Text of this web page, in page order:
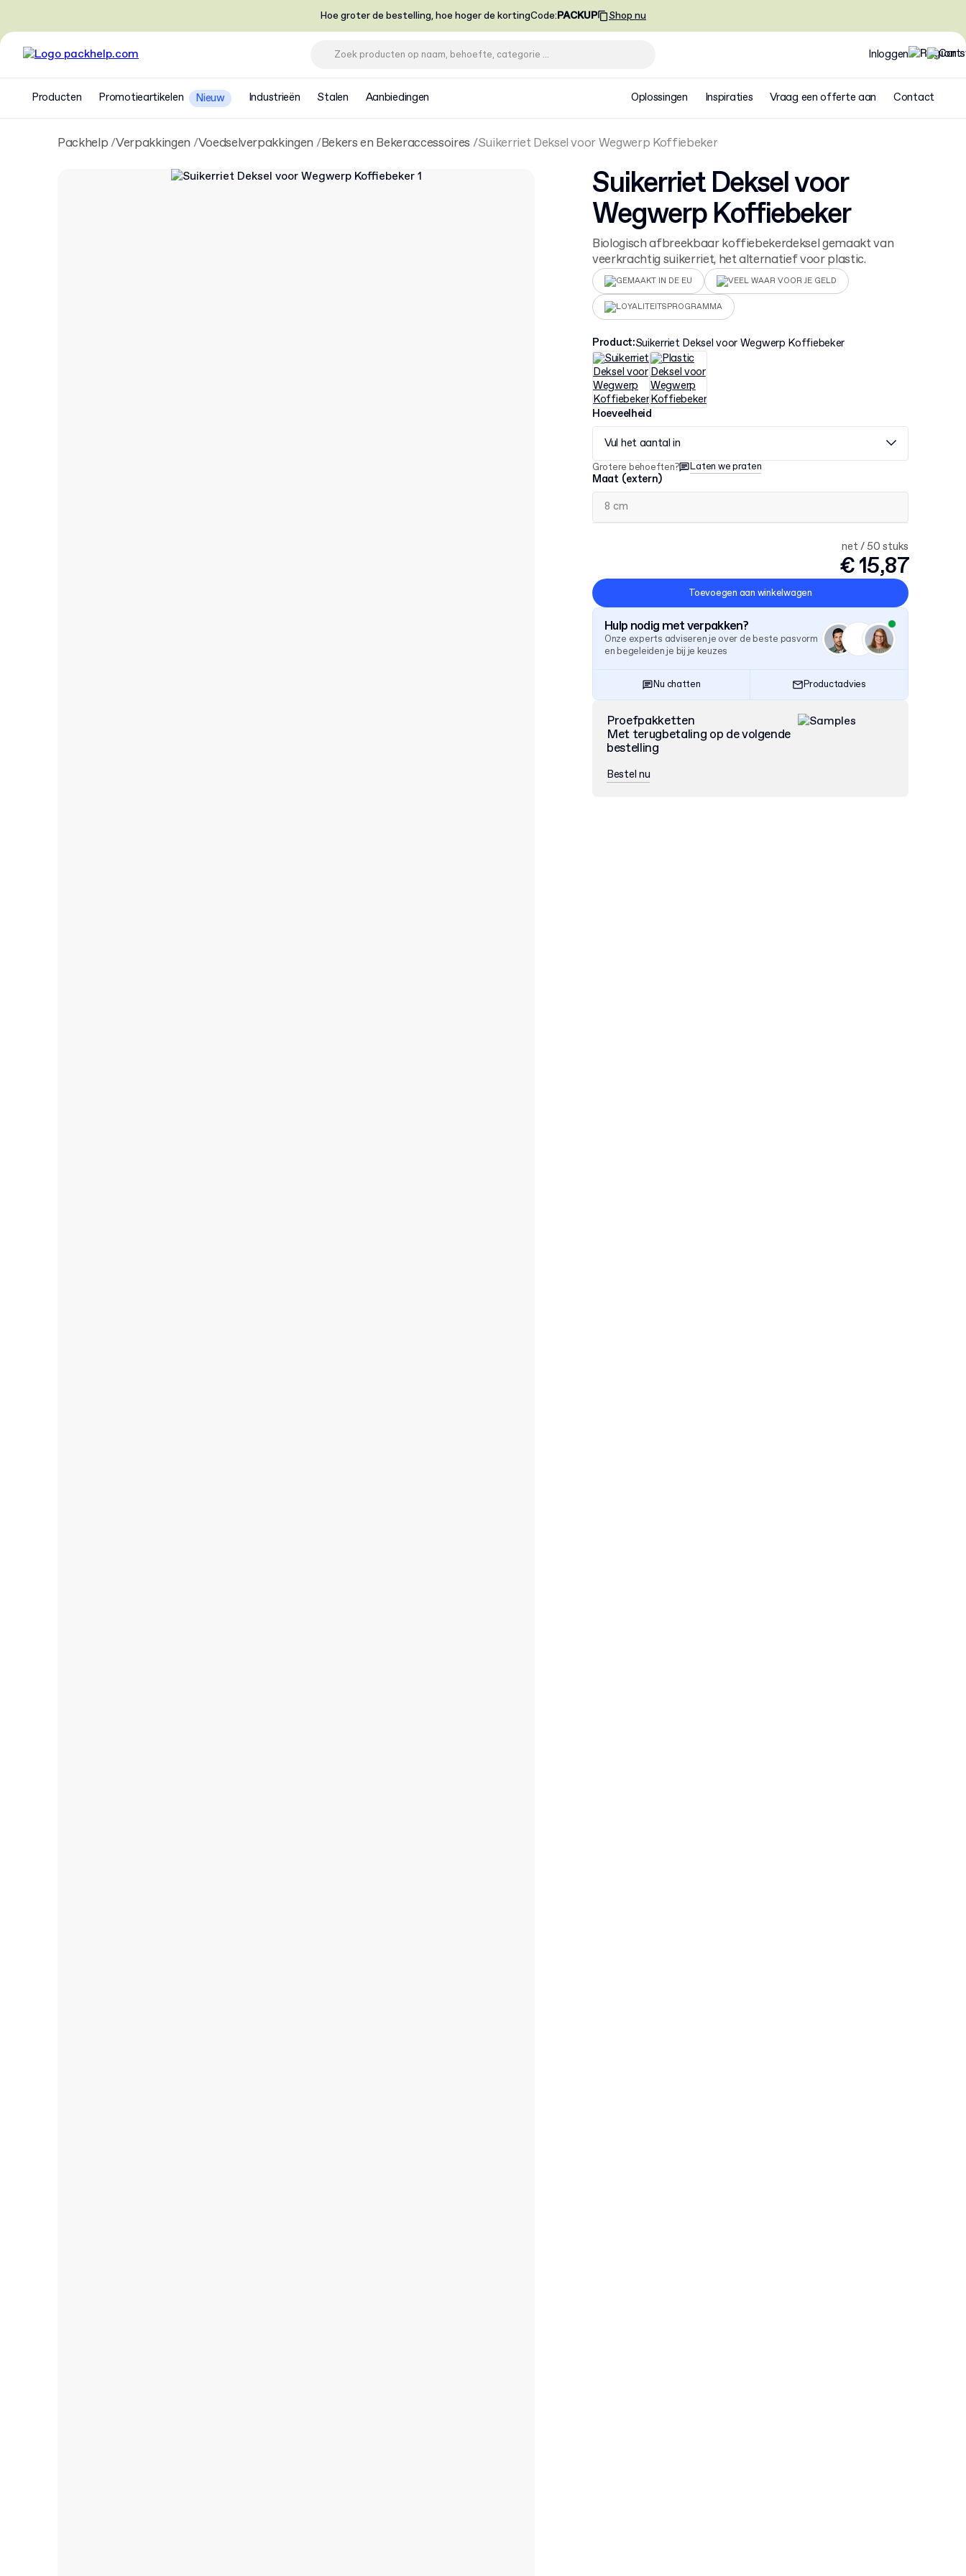
Hoe groter de bestelling, hoe hoger de kortingCode:PACKUP Shop nu
Inloggen
Producten Promotieartikelen Nieuw Industrieën Stalen Aanbiedingen Oplossingen Inspiraties Vraag een offerte aan Contact
Packhelp Verpakkingen Voedselverpakkingen Bekers en Bekeraccessoires Suikerriet Deksel voor Wegwerp Koffiebeker
Suikerriet Deksel voor
Wegwerp Koffiebeker
Biologisch afbreekbaar koffiebekerdeksel gemaakt van
veerkrachtig suikerriet, het alternatief voor plastic.
GEMAAKT IN DE EU VEEL WAAR VOOR JE GELD
LOYALITEITSPROGRAMMA
Product:Suikerriet Deksel voor Wegwerp Koffiebeker
Hoeveelheid
Vul het aantal in
Grotere behoeften? Laten we praten
Maat (extern)
net / 50 stuks
€ 15,87
Toevoegen aan winkelwagen
Hulp nodig met verpakken?
Onze experts adviseren je over de beste pasvorm
en begeleiden je bij je keuzes
Nu chatten Productadvies
Proefpakketten
Met terugbetaling op de volgende
bestelling
Bestel nu